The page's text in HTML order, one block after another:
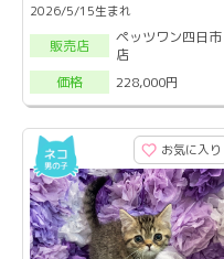
2026/5/15生まれ
販売店
ペッツワン四日市
店
価格
228,000円
お気に入り